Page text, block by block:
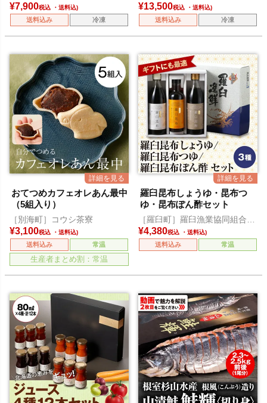
¥7,900税込
送料込み 冷凍
¥13,500税込
送料込み 冷凍
おてつめカフェオレあん最中
（5組入り）
［別海町］コウシ茶寮
¥3,100税込
送料込み 常温
生産者まとめ割：常温
羅臼昆布しょうゆ・昆布つ
ゆ・昆布ぽん酢セット
［羅臼町］羅臼漁業協同組合直
営店 海鮮工房
¥4,380税込
送料込み 常温